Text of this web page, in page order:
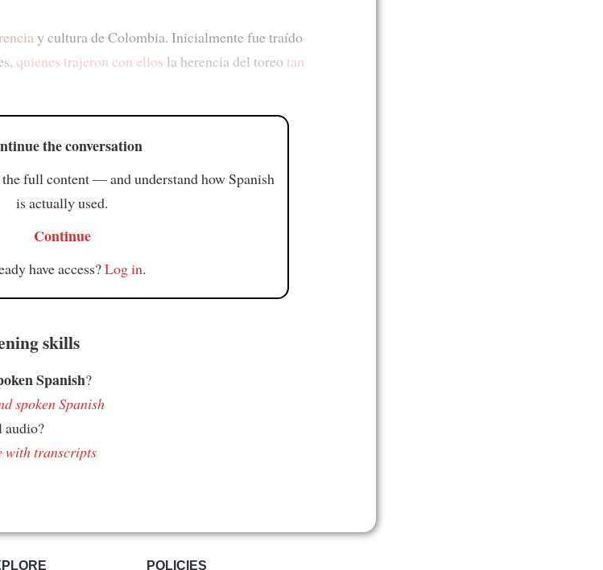
y cultura de Colombia. Inicialmente fue traído
quienes trajeron con ellos la herencia del toreo tan
the conversation
full content — and understand how Spanish
is actually used.
Continue
have access?Log in.
skills
Spanish?
spoken Spanish
audio?
with transcripts
POLICIES